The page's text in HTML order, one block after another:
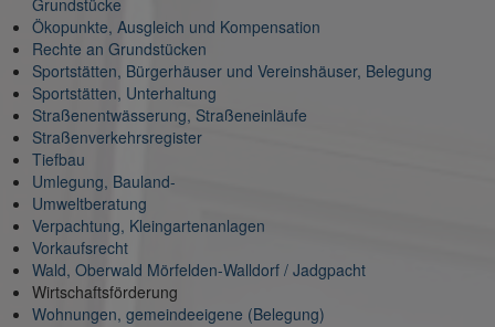
Grundstücke
Ökopunkte, Ausgleich und Kompensation
Rechte an Grundstücken
Sportstätten, Bürgerhäuser und Vereinshäuser, Belegung
Sportstätten, Unterhaltung
Straßenentwässerung, Straßeneinläufe
Straßenverkehrsregister
Tiefbau
Umlegung, Bauland-
Umweltberatung
Verpachtung, Kleingartenanlagen
Vorkaufsrecht
Wald, Oberwald Mörfelden-Walldorf / Jadgpacht
Wirtschaftsförderung
Wohnungen, gemeindeeigene (Belegung)